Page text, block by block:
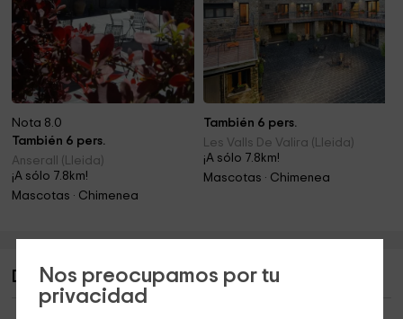
Nos preocupamos por tu
privacidad
Nota 8.0
También 6 pers.
Anserall (Lleida)
¡A sólo 7.8km!
Mascotas · Chimenea
También 6 pers.
Les Valls De Valira (Lleida)
¡A sólo 7.8km!
Mascotas · Chimenea
Descripción de Rural Bescaran- Cal Xumeu